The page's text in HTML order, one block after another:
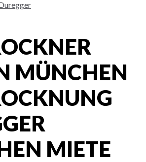
MÜNCHEN
MIETE